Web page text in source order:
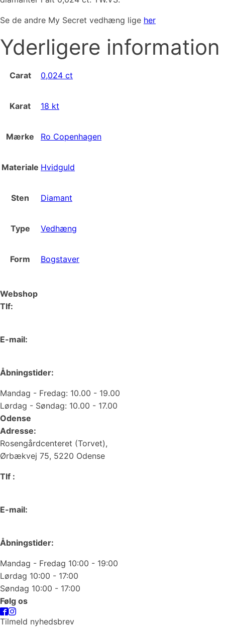
Se de andre My Secret vedhæng lige her
Yderligere information
Carat 0,024 ct
Karat 18 kt
Mærke Ro Copenhagen
Materiale Hvidguld
Sten Diamant
Type Vedhæng
Form Bogstaver
Webshop
Tlf:
E-mail:
Åbningstider:
Mandag - Fredag: 10.00 - 19.00
Lørdag - Søndag: 10.00 - 17.00
Odense
Adresse:
Rosengårdcenteret (Torvet),
Ørbækvej 75, 5220 Odense
Tlf :
E-mail:
Åbningstider:
Mandag - Fredag 10:00 - 19:00
Lørdag 10:00 - 17:00
Søndag 10:00 - 17:00
Følg os
Tilmeld nyhedsbrev